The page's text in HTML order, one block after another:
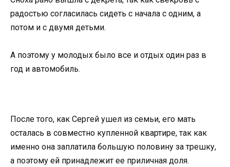
радостью согласилась сидеть с начала с одним, а
потом и с двумя детьми.
А поэтому у молодых было все и отдых один раз в
год и автомобиль.
После того, как Сергей ушел из семьи, его мать
осталась в совместно купленной квартире, так как
именно она заплатила большую половину за трешку,
а поэтому ей принадлежит ее приличная доля.